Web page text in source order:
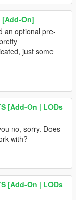
[Add-On]
an optional pre-
just some
[Add-On | LODs
no, sorry. Does
with?
[Add-On | LODs